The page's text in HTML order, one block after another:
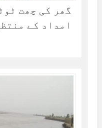
گھر کی چھت
امداد کے